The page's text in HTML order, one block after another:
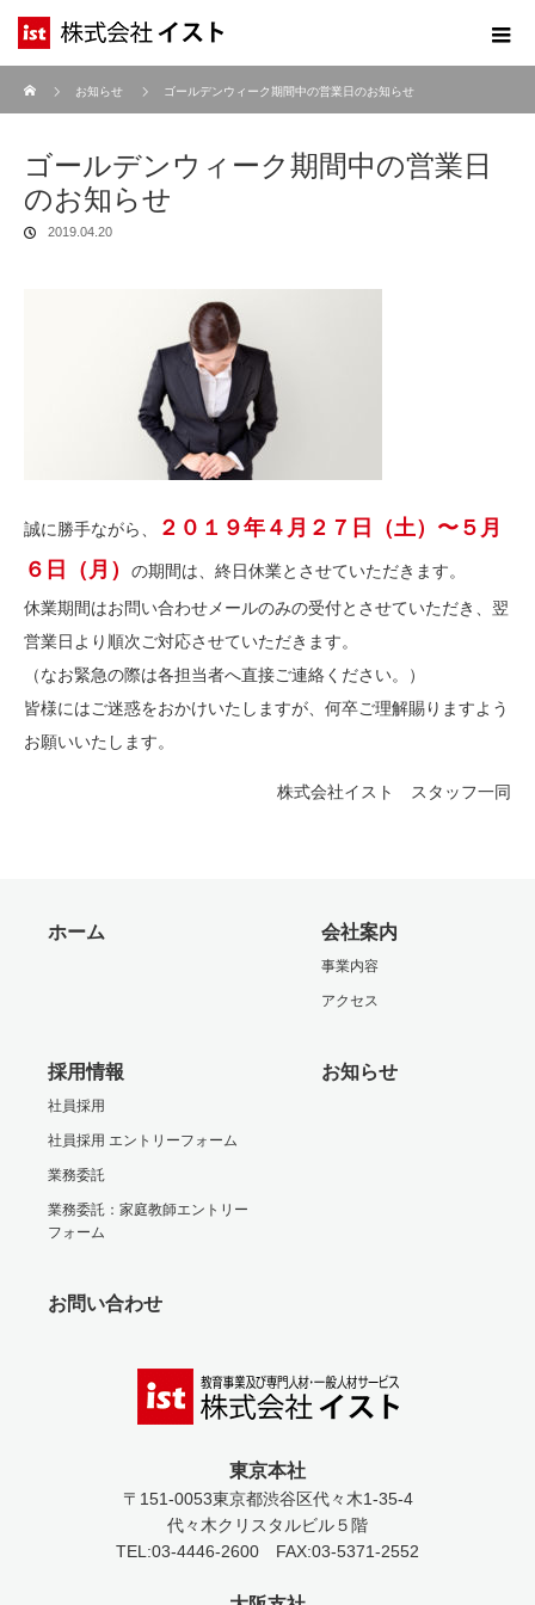
お知らせ
ゴールデンウィーク期間中の営業日のお知らせ
ゴールデンウィーク期間中の営業日
のお知らせ
2019.04.20
誠に勝手ながら、
２０１９年４月２７日（土）〜５月
６日（月）
の期間は、終日休業とさせていただきます。
休業期間はお問い合わせメールのみの受付とさせていただき、翌
営業日より順次ご対応させていただきます。
（なお緊急の際は各担当者へ直接ご連絡ください。）
皆様にはご迷惑をおかけいたしますが、何卒ご理解賜りますよう
お願いいたします。
株式会社イスト スタッフ一同
ホーム 会社案内
事業内容
アクセス
採用情報
社員採用
社員採用 エントリーフォーム
業務委託
業務委託：家庭教師エントリー
フォーム
お知らせ
お問い合わせ
東京本社
〒151-0053東京都渋谷区代々木1-35-4
代々木クリスタルビル５階
TEL:03-4446-2600
FAX:03-5371-2552